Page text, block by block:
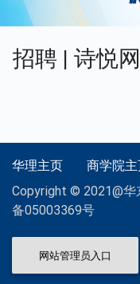
招聘 | 诗悦
华理主页 商学院
Copyright © 2021@
备05003369号
网站管理员入口